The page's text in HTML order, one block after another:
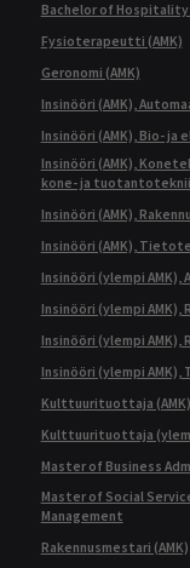
Bachelor of Hospitality
Fysioterapeutti (AMK)
Geronomi (AMK)
Insinööri (AMK),
Insinööri (AMK), Bio-
Insinööri (AMK),
kone- ja
Insinööri (AMK),
Insinööri (AMK),
Insinööri (ylempi
Insinööri (ylempi AMK),
Insinööri (ylempi
Insinööri (ylempi
Kulttuurituottaja (AMK)
Kulttuurituottaja
Master of Business
Master of Social
Management
Rakennusmestari